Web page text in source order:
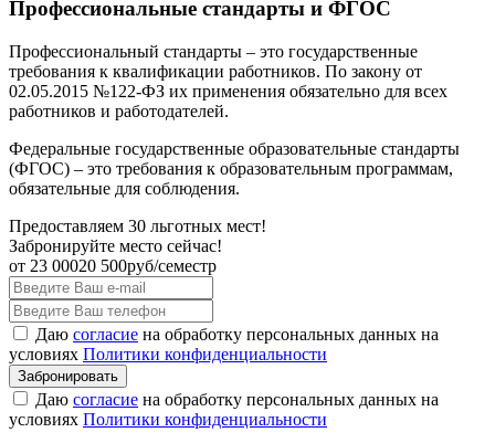
Профессиональные стандарты и ФГОС
Профессиональный стандарты – это государственные
требования к квалификации работников. По закону от
02.05.2015 №122-ФЗ их применения обязательно для всех
работников и работодателей.
Федеральные государственные образовательные стандарты
(ФГОС) – это требования к образовательным программам,
обязательные для соблюдения.
Предоставляем 30 льготных мест!
Забронируйте место сейчас!
от 23 00020 500руб/семестр
Даю согласие на обработку персональных данных на
условиях Политики конфиденциальности
Даю согласие на обработку персональных данных на
условиях Политики конфиденциальности